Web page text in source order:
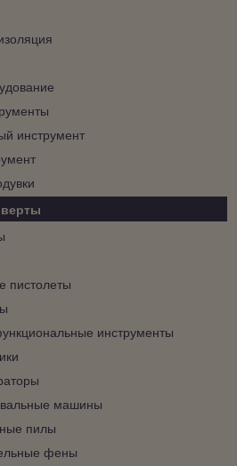
инструмент
пистолеты
инструменты
машины
пилы
фены